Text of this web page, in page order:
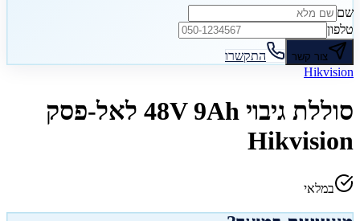
שם
טלפון
צור קשר
התקשרו
Hikvision
סוללת גיבוי 48V 9Ah לאל-פסק
Hikvision
במלאי